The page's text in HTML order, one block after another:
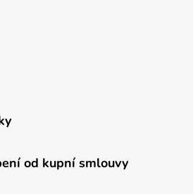
od kupní smlouvy